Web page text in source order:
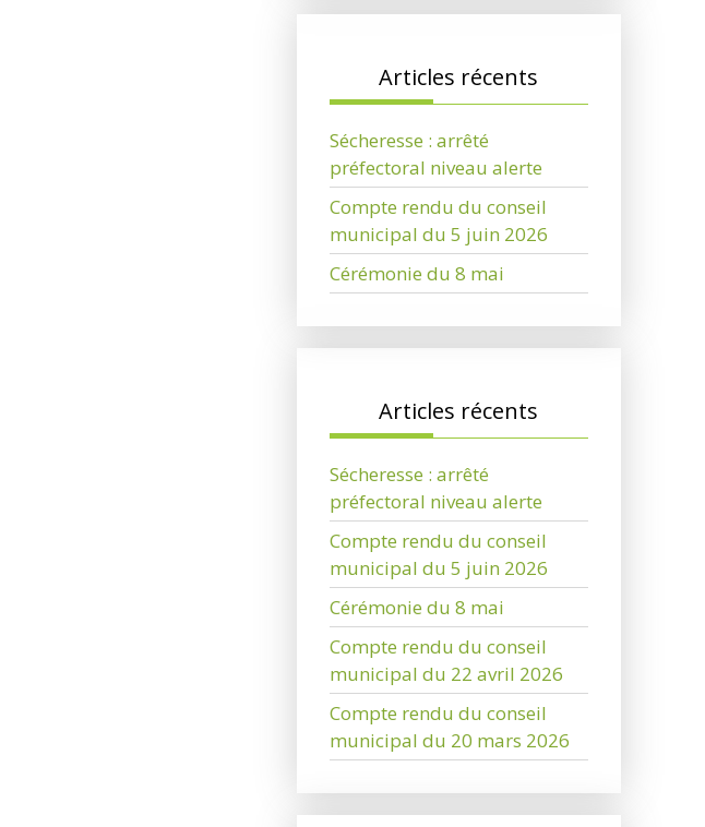
Articles récents
Sécheresse : arrêté
préfectoral niveau alerte
Compte rendu du conseil
municipal du 5 juin 2026
Cérémonie du 8 mai
Articles récents
Sécheresse : arrêté
préfectoral niveau alerte
Compte rendu du conseil
municipal du 5 juin 2026
Cérémonie du 8 mai
Compte rendu du conseil
municipal du 22 avril 2026
Compte rendu du conseil
municipal du 20 mars 2026